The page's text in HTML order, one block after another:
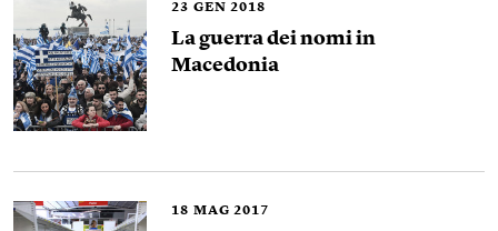
23 GEN 2018
La guerra dei nomi in
Macedonia
18 MAG 2017